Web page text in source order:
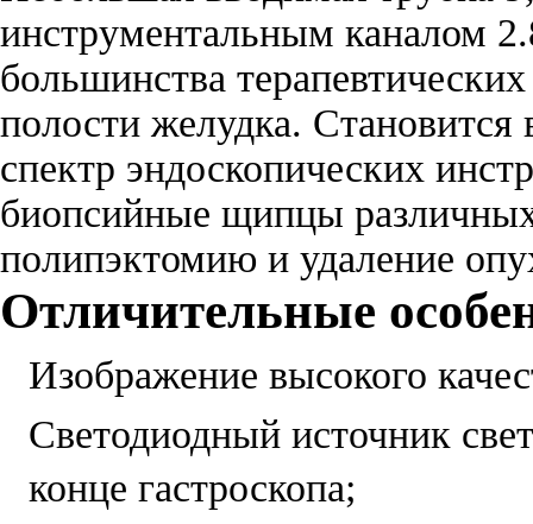
инструментальным каналом
большинства
полости желудка.
спектр эндоскопических
биопсийные щипцы
полипэктомию и удаление
Отличительные
Изображение высокого
Светодиодный источник
конце гастроскопа;